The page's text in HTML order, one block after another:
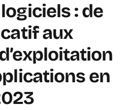
: de
aux
en